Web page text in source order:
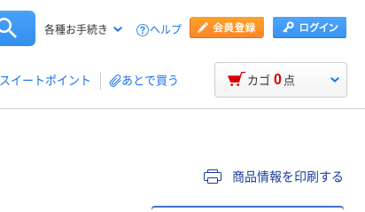
各種お手続き ヘルプ
スイートポイント あとで買う カゴ 0 点
商品情報を印刷する